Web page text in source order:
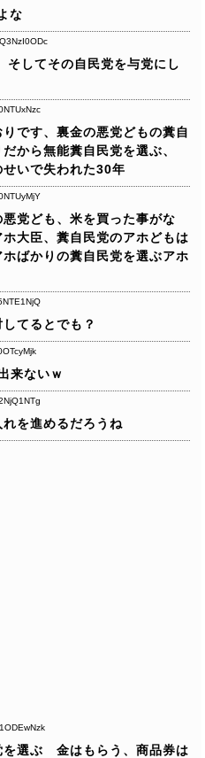
な
そしてその自民党を与党にし
です、裏金の悪党どもの糞自
から無能糞自民党を選ぶ、
いで失われた30年
党ども、米を買った事がな
大臣、糞自民党のアホどもは
ばかりの糞自民党を選ぶアホ
てるとでも？
来ないｗ
れを進めるだろうね
を選ぶ 金はもらう、商品券は